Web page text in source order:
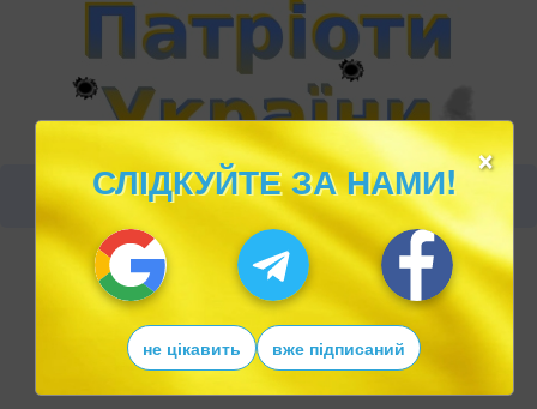
×
СЛІДКУЙТЕ ЗА НАМИ!
не цікавить вже підписаний